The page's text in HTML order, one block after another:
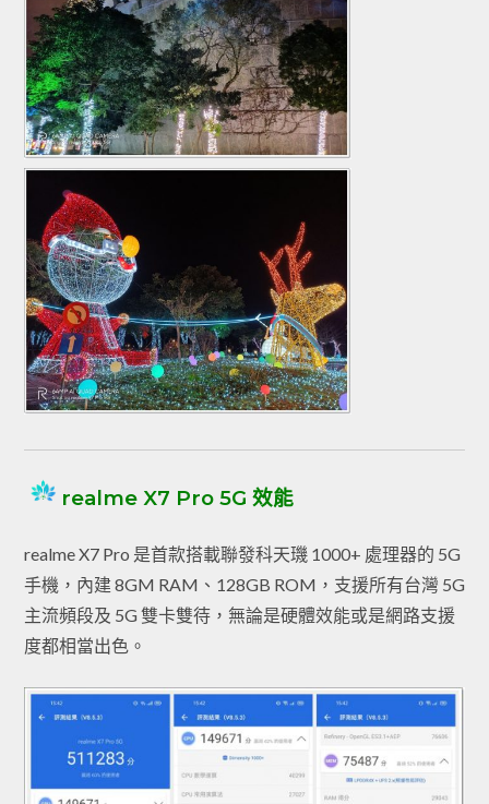
realme X7 Pro 5G 效能
realme X7 Pro 是首款搭載聯發科天璣 1000+ 處理器的 5G
手機，內建 8GM RAM、128GB ROM，支援所有台灣 5G
主流頻段及 5G 雙卡雙待，無論是硬體效能或是網路支援
度都相當出色。